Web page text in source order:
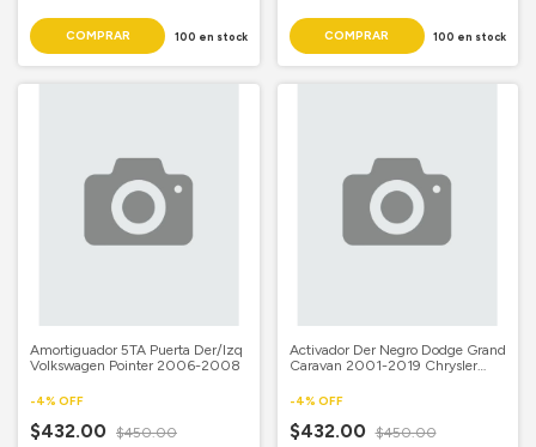
100 en stock 100 en stock
Amortiguador 5TA Puerta Der/Izq
Volkswagen Pointer 2006-2008
-4% OFF
$432.00 $450.00
Activador Der Negro Dodge Grand
Caravan 2001-2019 Chrysler
Dodge Voyager 2001-2019
-4% OFF
$432.00 $450.00